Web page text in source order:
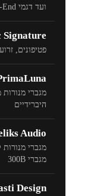
ועד דגמי End
Signature
פטיפונים,
מגברי
היברידיים
Audio
מגברי מנורות
מגברי 300B
Design